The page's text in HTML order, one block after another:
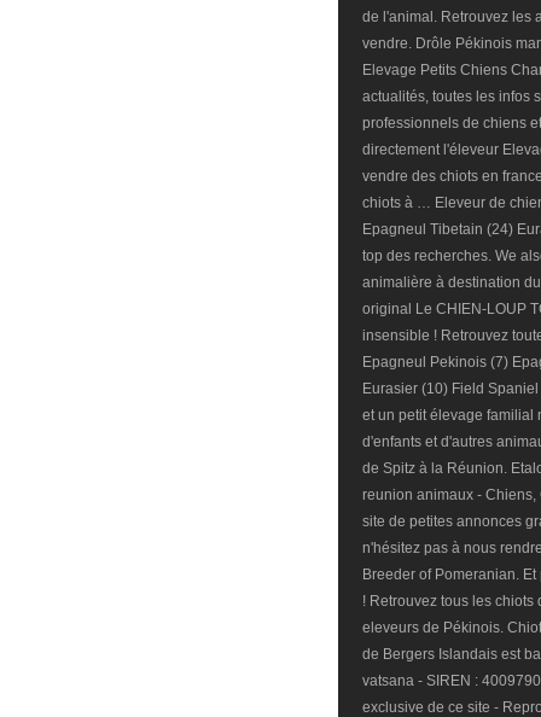
de l'animal. Retrouvez les
vendre. Drôle Pékinois
Elevage Petits Chiens
actualités, toutes les infos
professionnels de chiens
directement l'éleveur
vendre des chiots en
chiots à … Eleveur de
Epagneul Tibetain (24)
top des recherches. We
animalière à destination
original Le CHIEN-LOUP
insensible ! Retrouvez
Epagneul Pekinois (7)
Eurasier (10) Field
et un petit élevage familial
d'enfants et d'autres
de Spitz à la Réunion.
reunion animaux - Chiens,
site de petites annonces
n'hésitez pas à nous
Breeder of Pomeranian.
! Retrouvez tous les
eleveurs de Pékinois.
de Bergers Islandais est
vatsana - SIREN :
exclusive de ce site -